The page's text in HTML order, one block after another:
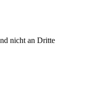
nicht an Dritte